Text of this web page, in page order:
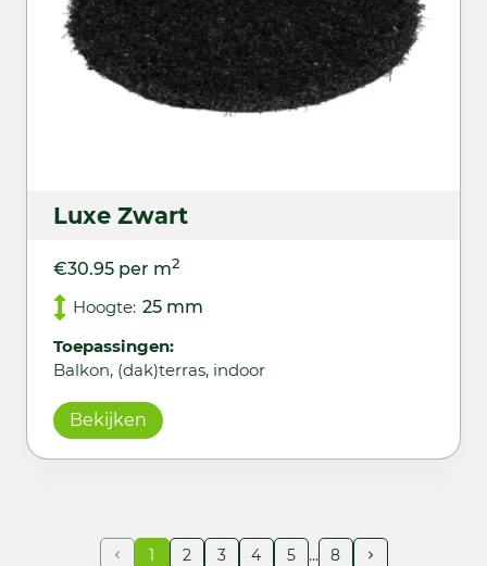
Luxe Zwart
€30.95 per m2
Hoogte: 25 mm
Toepassingen:
Balkon, (dak)terras, indoor
Bekijken
1 2 3 4 5 8